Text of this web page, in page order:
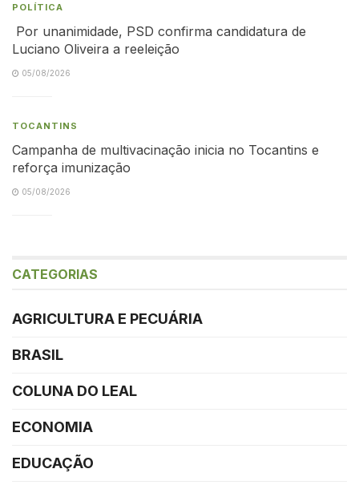
POLÍTICA
Por unanimidade, PSD confirma candidatura de
Luciano Oliveira a reeleição
05/08/2026
TOCANTINS
Campanha de multivacinação inicia no Tocantins e
reforça imunização
05/08/2026
CATEGORIAS
AGRICULTURA E PECUÁRIA
BRASIL
COLUNA DO LEAL
ECONOMIA
EDUCAÇÃO